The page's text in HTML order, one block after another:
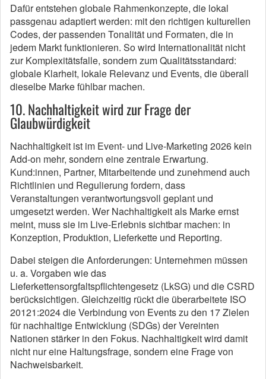
Dafür entstehen globale Rahmenkonzepte, die lokal
passgenau adaptiert werden: mit den richtigen kulturellen
Codes, der passenden Tonalität und Formaten, die in
jedem Markt funktionieren. So wird Internationalität nicht
zur Komplexitätsfalle, sondern zum Qualitätsstandard:
globale Klarheit, lokale Relevanz und Events, die überall
dieselbe Marke fühlbar machen.
10. Nachhaltigkeit wird zur Frage der
Glaubwürdigkeit
Nachhaltigkeit ist im Event- und Live-Marketing 2026 kein
Add-on mehr, sondern eine zentrale Erwartung.
Kund:innen, Partner, Mitarbeitende und zunehmend auch
Richtlinien und Regulierung fordern, dass
Veranstaltungen verantwortungsvoll geplant und
umgesetzt werden. Wer Nachhaltigkeit als Marke ernst
meint, muss sie im Live-Erlebnis sichtbar machen: in
Konzeption, Produktion, Lieferkette und Reporting.
Dabei steigen die Anforderungen: Unternehmen müssen
u. a. Vorgaben wie das
Lieferkettensorgfaltspflichtengesetz (LkSG) und die CSRD
berücksichtigen. Gleichzeitig rückt die überarbeitete ISO
20121:2024 die Verbindung von Events zu den 17 Zielen
für nachhaltige Entwicklung (SDGs) der Vereinten
Nationen stärker in den Fokus. Nachhaltigkeit wird damit
nicht nur eine Haltungsfrage, sondern eine Frage von
Nachweisbarkeit.